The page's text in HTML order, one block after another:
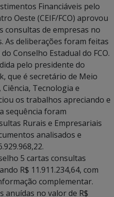
Financiáveis pelo
Oeste (CEIF/FCO) aprovou
consultas de empresas no
As deliberações foram feitas
Conselho Estadual do FCO.
pelo presidente do
que é secretário de Meio
Tecnologia e
os trabalhos apreciando e
sequência foram
Rurais e Empresariais
analisados e
5 cartas consultas
R$ 11.911.234,64, com
complementar.
anuídas no valor de R$